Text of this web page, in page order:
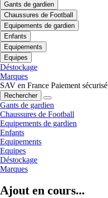
Gants de gardien
Chaussures de Football
Equipements de gardien
Enfants
Equipements
Equipes
Déstockage
Marques
SAV en France Paiement sécurisé
Rechercher
Gants de gardien
Chaussures de Football
Equipements de gardien
Enfants
Equipements
Equipes
Déstockage
Marques
Ajout en cours...